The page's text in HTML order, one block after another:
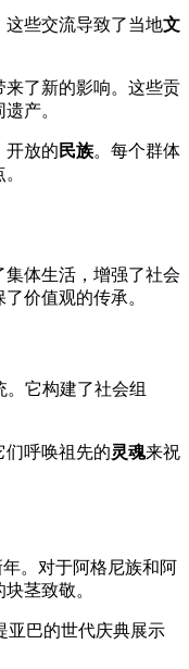
这些交流导致了当地文
来了新的影响。这些贡
产。
开放的 民族。每个群体
体生活，增强了社会
价值观的传承。
它构建了社会组
们呼唤祖先的灵魂来祝
。对于阿格尼族和阿
茎致敬。
亚巴的世代庆典展示